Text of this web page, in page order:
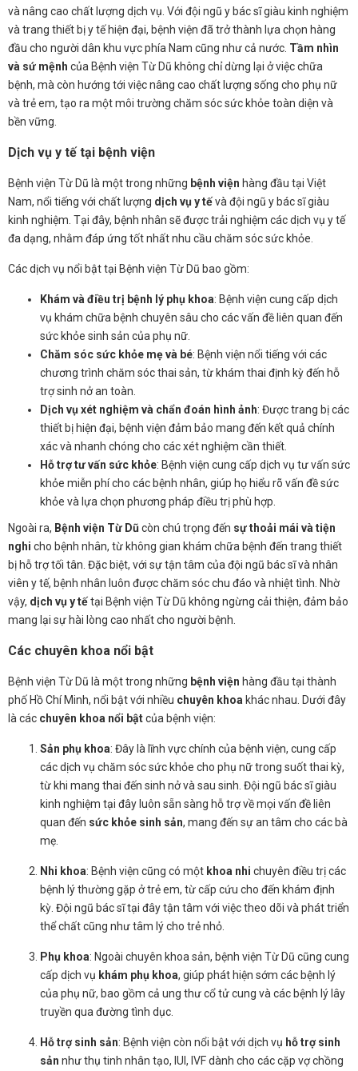
và nâng cao chất lượng dịch vụ. Với đội ngũ y bác sĩ giàu kinh nghiệm
và trang thiết bị y tế hiện đại, bệnh viện đã trở thành lựa chọn hàng
đầu cho người dân khu vực phía Nam cũng như cả nước. Tầm nhìn
và sứ mệnh của Bệnh viện Từ Dũ không chỉ dừng lại ở việc chữa
bệnh, mà còn hướng tới việc nâng cao chất lượng sống cho phụ nữ
và trẻ em, tạo ra một môi trường chăm sóc sức khỏe toàn diện và
bền vững.
Dịch vụ y tế tại bệnh viện
Bệnh viện Từ Dũ là một trong những bệnh viện hàng đầu tại Việt
Nam, nổi tiếng với chất lượng dịch vụ y tếvà đội ngũ y bác sĩ giàu
kinh nghiệm. Tại đây, bệnh nhân sẽ được trải nghiệm các dịch vụ y tế
đa dạng, nhằm đáp ứng tốt nhất nhu cầu chăm sóc sức khỏe.
Các dịch vụ nổi bật tại Bệnh viện Từ Dũ bao gồm:
Khám và điều trị bệnh lý phụ khoa: Bệnh viện cung cấp dịch
vụ khám chữa bệnh chuyên sâu cho các vấn đề liên quan đến
sức khỏe sinh sản của phụ nữ.
Chăm sóc sức khỏe mẹ và bé: Bệnh viện nổi tiếng với các
chương trình chăm sóc thai sản, từ khám thai định kỳ đến hỗ
trợ sinh nở an toàn.
Dịch vụ xét nghiệm và chẩn đoán hình ảnh: Được trang bị các
thiết bị hiện đại, bệnh viện đảm bảo mang đến kết quả chính
xác và nhanh chóng cho các xét nghiệm cần thiết.
Hỗ trợ tư vấn sức khỏe: Bệnh viện cung cấp dịch vụ tư vấn sức
khỏe miễn phí cho các bệnh nhân, giúp họ hiểu rõ vấn đề sức
khỏe và lựa chọn phương pháp điều trị phù hợp.
Ngoài ra, Bệnh viện Từ Dũ còn chú trọng đến sự thoải mái và tiện
nghi cho bệnh nhân, từ không gian khám chữa bệnh đến trang thiết
bị hỗ trợ tối tân. Đặc biệt, với sự tận tâm của đội ngũ bác sĩ và nhân
viên y tế, bệnh nhân luôn được chăm sóc chu đáo và nhiệt tình. Nhờ
vậy, dịch vụ y tếtại Bệnh viện Từ Dũ không ngừng cải thiện, đảm bảo
mang lại sự hài lòng cao nhất cho người bệnh.
Các chuyên khoa nổi bật
Bệnh viện Từ Dũ là một trong những bệnh viện hàng đầu tại thành
phố Hồ Chí Minh, nổi bật với nhiều chuyên khoa khác nhau. Dưới đây
là các chuyên khoa nổi bậtcủa bệnh viện:
Sản phụ khoa: Đây là lĩnh vực chính của bệnh viện, cung cấp
các dịch vụ chăm sóc sức khỏe cho phụ nữ trong suốt thai kỳ,
từ khi mang thai đến sinh nở và sau sinh. Đội ngũ bác sĩ giàu
kinh nghiệm tại đây luôn sẵn sàng hỗ trợ về mọi vấn đề liên
quan đến sức khỏe sinh sản, mang đến sự an tâm cho các bà
mẹ.
Nhi khoa: Bệnh viện cũng có một khoa nhi chuyên điều trị các
bệnh lý thường gặp ở trẻ em, từ cấp cứu cho đến khám định
kỳ. Đội ngũ bác sĩ tại đây tận tâm với việc theo dõi và phát triển
thể chất cũng như tâm lý cho trẻ nhỏ.
Phụ khoa: Ngoài chuyên khoa sản, bệnh viện Từ Dũ cũng cung
cấp dịch vụ khám phụ khoa, giúp phát hiện sớm các bệnh lý
của phụ nữ, bao gồm cả ung thư cổ tử cung và các bệnh lý lây
truyền qua đường tình dục.
Hỗ trợ sinh sản: Bệnh viện còn nổi bật với dịch vụ hỗ trợ sinh
sản như thụ tinh nhân tạo, IUI, IVF dành cho các cặp vợ chồng